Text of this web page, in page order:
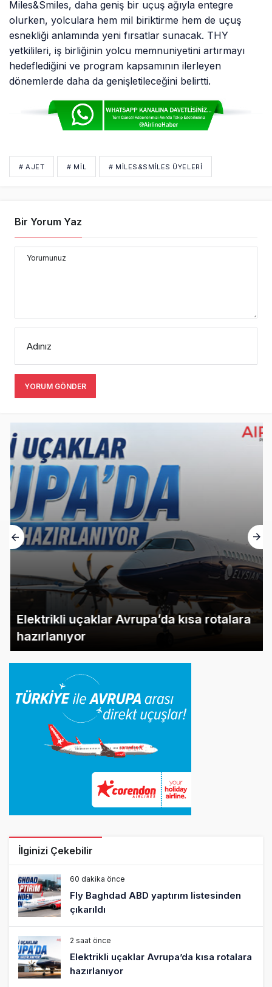
Miles&Smiles, daha geniş bir uçuş ağıyla entegre
olurken, yolculara hem mil biriktirme hem de uçuş
esnekliği anlamında yeni fırsatlar sunacak. THY
yetkilileri, iş birliğinin yolcu memnuniyetini artırmayı
hedeflediğini ve program kapsamının ilerleyen
dönemlerde daha da genişletileceğini belirtti.
# AJET # MIL # MILES&SMILES ÜYELERI
Bir Yorum Yaz
Yorumunuz
Adınız
YORUM GÖNDER
Elektrikli uçaklar Avrupa’da kısa rotalara
hazırlanıyor
İlginizi Çekebilir
60 dakika önce
Fly Baghdad ABD yaptırım listesinden
çıkarıldı
2 saat önce
Elektrikli uçaklar Avrupa’da kısa rotalara
hazırlanıyor